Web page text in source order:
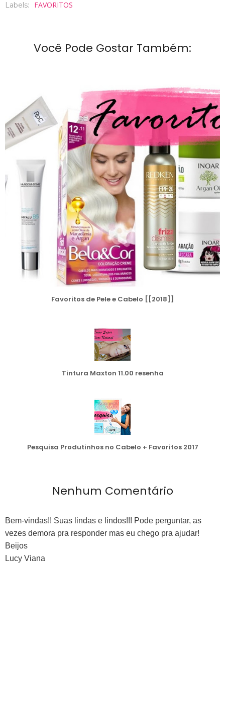
Labels: FAVORITOS
Você Pode Gostar Também:
Favoritos de Pele e Cabelo [[2018]]
Tintura Maxton 11.00 resenha
Pesquisa Produtinhos no Cabelo + Favoritos 2017
Nenhum Comentário
Bem-vindas!! Suas lindas e lindos!!! Pode perguntar, as
vezes demora pra responder mas eu chego pra ajudar!
Beijos
Lucy Viana